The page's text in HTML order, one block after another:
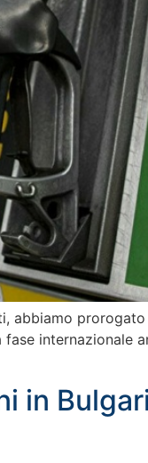
abbiamo
internazionale
in